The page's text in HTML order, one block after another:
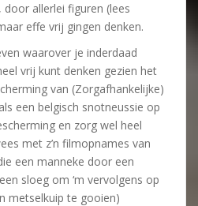
door allerlei figuren (lees
effe vrij gingen denken.
waarover je inderdaad
vrij kunt denken gezien het
van (Zorgafhankelijke)
een belgisch snotneussie op
en zorg wel heel
met z’n filmopnames van
een manneke door een
sloeg om ‘m vervolgens op
metselkuip te gooien)